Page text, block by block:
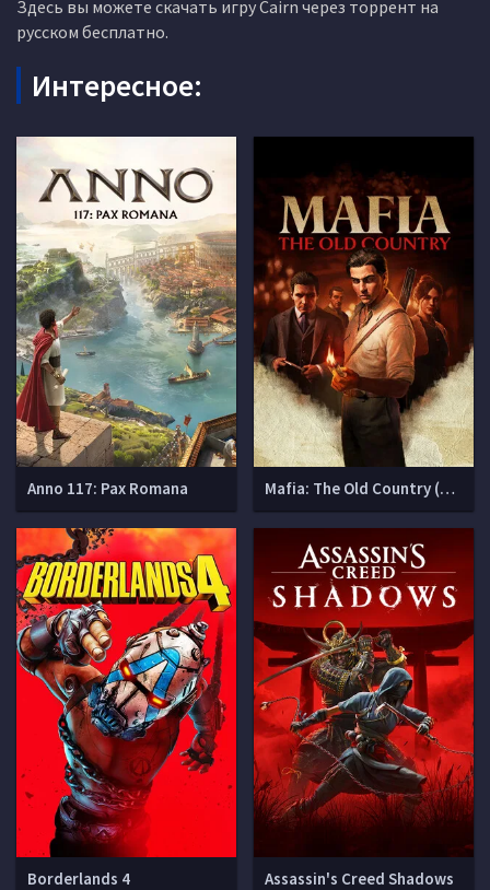
Здесь вы можете скачать игру Cairn через торрент на
русском бесплатно.
Интересное:
Anno 117: Pax Romana Mafia: The Old Country (Мафия 4)
Borderlands 4 Assassin's Creed Shadows